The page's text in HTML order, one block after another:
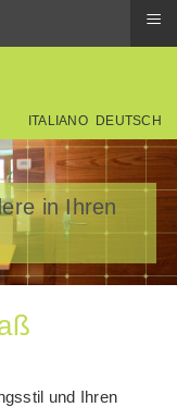
in Ihren
ITALIANO DEUTSCH
und Ihren
≡